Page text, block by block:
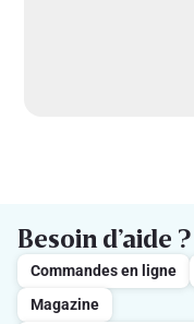
Besoin d’aide ?
Commandes en ligne
Magazine